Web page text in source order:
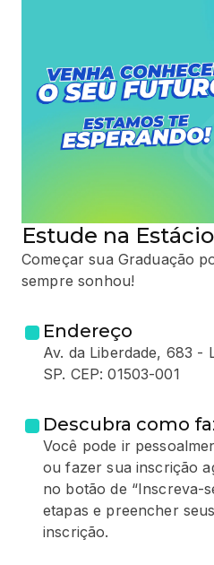
Estude na
Começar sua Graduação
sempre sonhou!
Endereço
Av. da Liberdade, 683 -
SP. CEP: 01503-001
Descubra como
Você pode ir
ou fazer sua inscrição
no botão de “Inscreva-
etapas e preencher
inscrição.